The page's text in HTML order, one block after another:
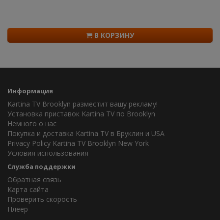
В КОРЗИНУ
Информация
Kartina TV Brooklyn разместит вашу рекламу!
Установка приставок Kartina TV по Brooklyn
Немного о нас
Покупка и доставка Kartina TV в Бруклин и USA
Privacy Policy Kartina TV Brooklyn New York
Условия использования
Служба поддержки
Обратная связь
Карта сайта
Проверить скорость
Плеер